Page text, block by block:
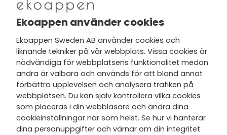
Nytt från Ekoappen
Jag har tagit del av Ekoappens
personuppgifts- och
integritetspolicyoch tar gärna del
av nyheter, hälsotips och exklusiva
erbjudanden via min e-post.
Ekoappen använder cookies
Ekoappen Sweden AB använder cookies och
liknande tekniker på vår webbplats. Vissa cookies är
nödvändiga för webbplatsens funktionalitet medan
andra är valbara och används för att bland annat
förbättra upplevelsen och analysera trafiken på
webbplatsen. Du kan själv kontrollera vilka cookies
som placeras i din webbläsare och ändra dina
cookieinställningar när som helst. Se hur vi hanterar
dina personuppgifter och värnar om din integritet